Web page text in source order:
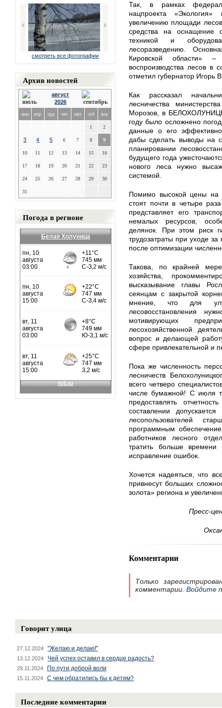
смотреть все фотографии
Архив новостей
август
2026
пон втр срд чет пят суб вск
1 2
3 4 5 6 7 8 9
10 11 12 13 14 15 16
17 18 19 20 21 22 23
24 25 26 27 28 29 30
31
Погода в регионе
Белая Холуница
Так, в рамках
нацпроекта
увеличению площади
средства на оснащение
техникой и
лесоразведению.
Кировской области»
воспроизводства лесов в
отметил губернатор Игорь
Как рассказал
лесничества
Морозов, в
году было осложнено
данные о его
дабы сделать выводы на
планировании
будущего года
нового леса нужно
системой.
Помимо высокой цены на
стоят почти в четыре
представляет его
немалых ресурсов,
делянок. При этом риск
трудозатраты при уходе
после оптимизации
Такова, по крайней
хозяйства,
высказывание главы
сеянцам с закрытой
мнение, что для
лесовосстановления
мотивирующих
лесохозяйственной
вопрос и делающей
сфере привлекательной и
Пока же численность
лесничеств
всего четверо
числе бумажной! С июля
предоставлять
составлении
лесопользователей
программным
работников лесного
тратить больше времени
исправление ошибок.
Хочется надеяться, что
привнесут больших
золота» региона и
Пресс-
Комментарии
Только
комментарии. Войдите
Говорит улица
27.12.2024 "Желаю и делаю!"
13.12.2024 Чей успех оставил в сердце радость?
29.11.2024 По пути доброй воли
15.11.2024 С чем обратились бы к детям?
Последние комментарии